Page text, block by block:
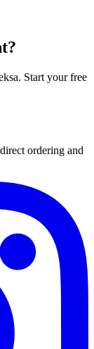
Start your free
ordering and